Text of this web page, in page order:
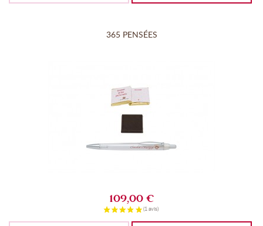
365 PENSÉES
109,00 €